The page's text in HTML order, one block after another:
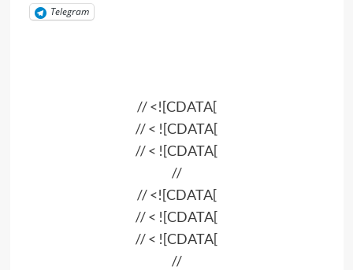
Telegram
// <![CDATA[
// < ![CDATA[
// < ![CDATA[
//
// <![CDATA[
// < ![CDATA[
// < ![CDATA[
//